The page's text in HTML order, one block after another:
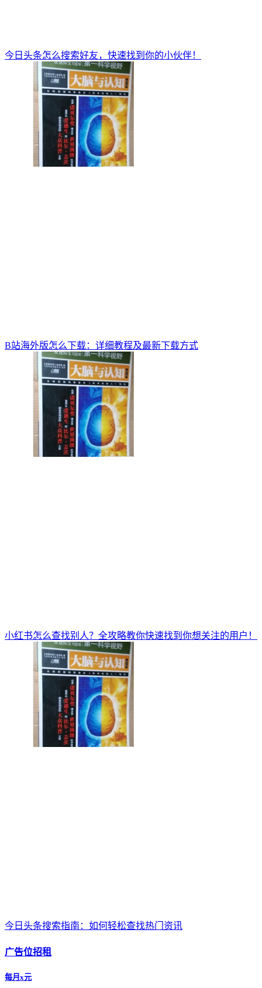
今日头条怎么搜索好友，快速找到你的小伙伴！
B站海外版怎么下载：详细教程及最新下载方式
小红书怎么查找别人？全攻略教你快速找到你想关注的用户！
今日头条搜索指南：如何轻松查找热门资讯
广告位招租
每月x元